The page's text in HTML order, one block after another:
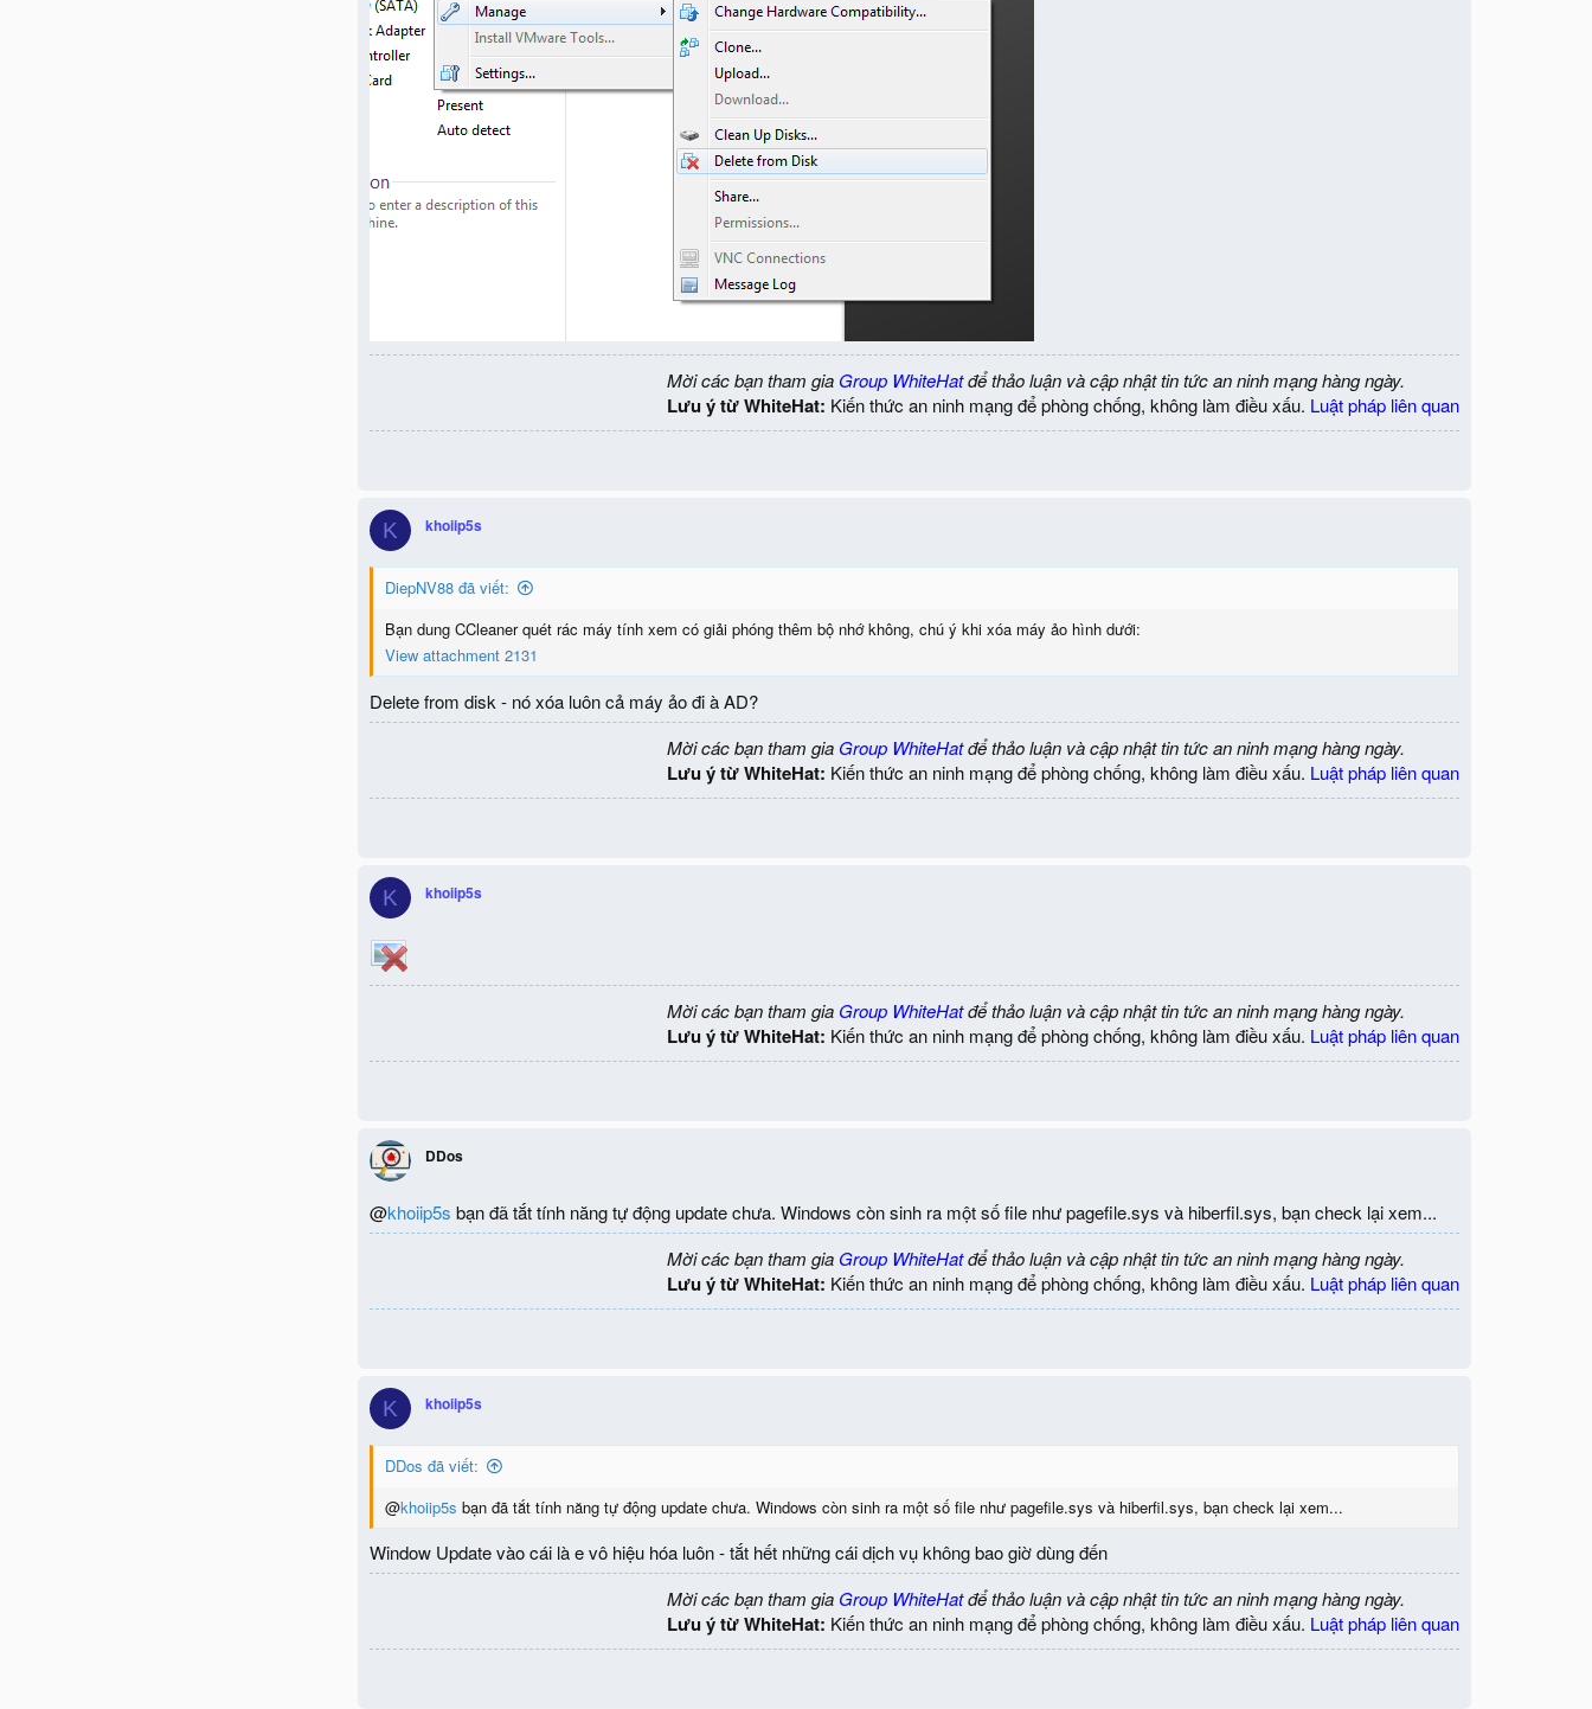
Mời các bạn tham gia Group WhiteHatđể thảo luận và cập nhật tin tức an ninh mạng hàng ngày.
Lưu ý từ WhiteHat: Kiến thức an ninh mạng để phòng chống, không làm điều xấu. Luật pháp liên quan
K khoiip5s
DiepNV88 đã viết:
Bạn dung CCleaner quét rác máy tính xem có giải phóng thêm bộ nhớ không, chú ý khi xóa máy ảo hình dưới:
View attachment 2131
Delete from disk - nó xóa luôn cả máy ảo đi à AD?
Mời các bạn tham gia Group WhiteHatđể thảo luận và cập nhật tin tức an ninh mạng hàng ngày.
Lưu ý từ WhiteHat: Kiến thức an ninh mạng để phòng chống, không làm điều xấu. Luật pháp liên quan
K khoiip5s
Mời các bạn tham gia Group WhiteHatđể thảo luận và cập nhật tin tức an ninh mạng hàng ngày.
Lưu ý từ WhiteHat: Kiến thức an ninh mạng để phòng chống, không làm điều xấu. Luật pháp liên quan
DDos
@khoiip5s bạn đã tắt tính năng tự động update chưa. Windows còn sinh ra một số file như pagefile.sys và hiberfil.sys, bạn check lại xem...
Mời các bạn tham gia Group WhiteHatđể thảo luận và cập nhật tin tức an ninh mạng hàng ngày.
Lưu ý từ WhiteHat: Kiến thức an ninh mạng để phòng chống, không làm điều xấu. Luật pháp liên quan
K khoiip5s
DDos đã viết:
@khoiip5s bạn đã tắt tính năng tự động update chưa. Windows còn sinh ra một số file như pagefile.sys và hiberfil.sys, bạn check lại xem...
Window Update vào cái là e vô hiệu hóa luôn - tắt hết những cái dịch vụ không bao giờ dùng đến
Mời các bạn tham gia Group WhiteHatđể thảo luận và cập nhật tin tức an ninh mạng hàng ngày.
Lưu ý từ WhiteHat: Kiến thức an ninh mạng để phòng chống, không làm điều xấu. Luật pháp liên quan